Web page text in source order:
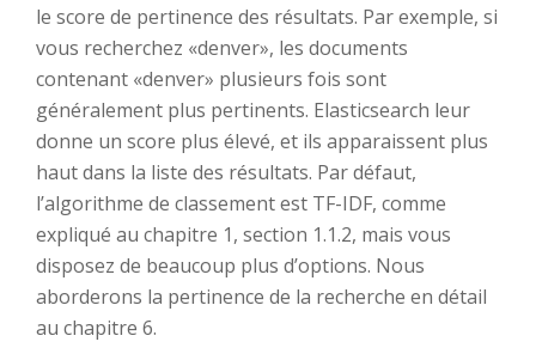
le score de pertinence des résultats. Par exemple, si
vous recherchez «denver», les documents
contenant «denver» plusieurs fois sont
généralement plus pertinents. Elasticsearch leur
donne un score plus élevé, et ils apparaissent plus
haut dans la liste des résultats. Par défaut,
l’algorithme de classement est TF-IDF, comme
expliqué au chapitre 1, section 1.1.2, mais vous
disposez de beaucoup plus d’options. Nous
aborderons la pertinence de la recherche en détail
au chapitre 6.